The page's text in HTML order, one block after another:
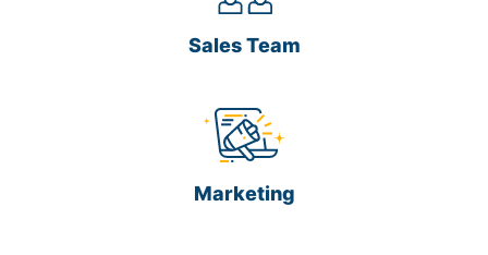
Sales Team
Marketing